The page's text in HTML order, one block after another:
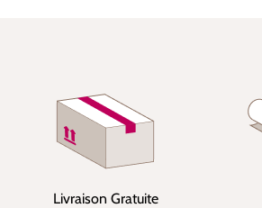
Livraison Gratuite